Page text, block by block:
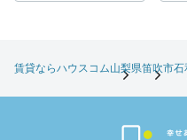
賃貸ならハウスコム山梨県笛吹市石